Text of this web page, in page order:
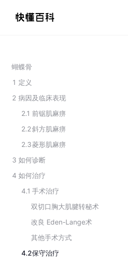
蝴蝶骨
1 定义
2 病因及临床表现
2.1 前锯肌麻痹
2.2斜方肌麻痹
2.3菱形肌麻痹
3 如何诊断
4 如何治疗
4.1 手术治疗
双切口胸大肌腱转秘术
改良 Eden-Lange术
其他手术方式
4.2保守治疗